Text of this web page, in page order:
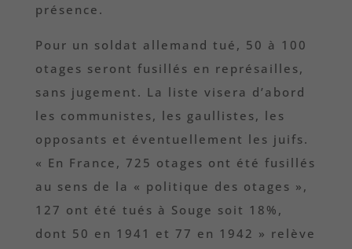
présence.
Pour un soldat allemand tué, 50 à 100
otages seront fusillés en représailles,
sans jugement. La liste visera d’abord
les communistes, les gaullistes, les
opposants et éventuellement les juifs.
« En France, 725 otages ont été fusillés
au sens de la « politique des otages »,
127 ont été tués à Souge soit 18%,
dont 50 en 1941 et 77 en 1942 » relève